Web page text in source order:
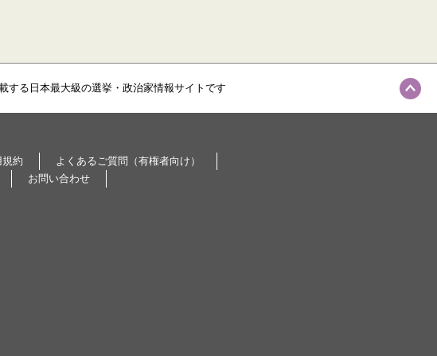
する日本最大級の選挙・政治家情報サイトです
規約
よくあるご質問（有権者向け）
お問い合わせ